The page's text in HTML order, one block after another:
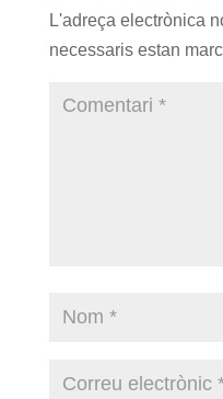
L'adreça electrònica
necessaris estan